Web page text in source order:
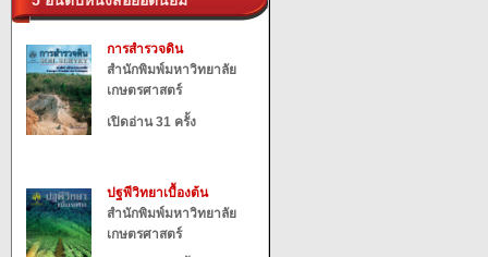
การสำรวจดิน
สำนักพิมพ์มหาวิทยาลัย
เกษตรศาสตร์
เปิดอ่าน 31 ครั้ง
ปฐพีวิทยาเบื้องต้น
สำนักพิมพ์มหาวิทยาลัย
เกษตรศาสตร์